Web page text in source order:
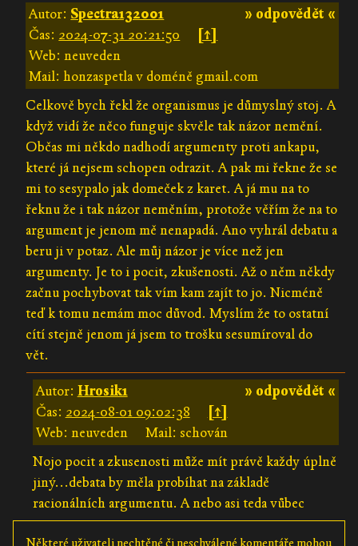
» odpovědět «
Autor: Spectra132001
Čas: 2024-07-31 20:21:50
[↑]
Web: neuveden
Mail: honzaspetla v doméně gmail.com
Celkově bych řekl že organismus je důmyslný stoj. A
když vidí že něco funguje skvěle tak názor nemění.
Občas mi někdo nadhodí argumenty proti ankapu,
které já nejsem schopen odrazit. A pak mi řekne že se
mi to sesypalo jak domeček z karet. A já mu na to
řeknu že i tak názor neměním, protože věřím že na to
argument je jenom mě nenapadá. Ano vyhrál debatu a
beru ji v potaz. Ale můj názor je více než jen
argumenty. Je to i pocit, zkušenosti. Až o něm někdy
začnu pochybovat tak vím kam zajít to jo. Nicméně
teď k tomu nemám moc důvod. Myslím že to ostatní
cítí stejně jenom já jsem to trošku sesumíroval do
vět.
» odpovědět «
Autor: Hrosik1
Čas: 2024-08-01 09:02:38
[↑]
Web: neuveden
Mail: schován
Nojo pocit a zkusenosti může mít právě každy úplně
jiný...debata by měla probíhat na základě
racionálních argumentu. A nebo asi teda vůbec
Některé uživateli nechtěné či neschválené komentáře mohou